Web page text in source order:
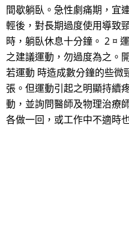
間歇躺臥。急性劇痛期，宜
輕後，對長期過度使用導致
時，躺臥休息十分鐘。 2 ¤
之建議運動，勿過度為之。
若運動 時造成數分鐘的些微
張。但運動引起之明顯持續
動，並詢問醫師及物理治療
各做一回，或工作中不適時